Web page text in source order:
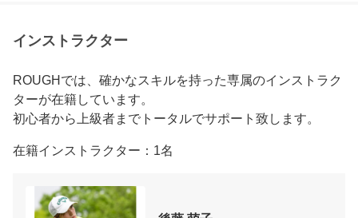
インストラクター
ROUGHでは、確かなスキルを持った専属のインストラク
ターが在籍しています。
初心者から上級者までトータルでサポート致します。
在籍インストラクター：1名